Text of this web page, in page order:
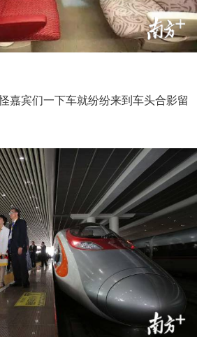
宾们一下车就纷纷来到车头合影留